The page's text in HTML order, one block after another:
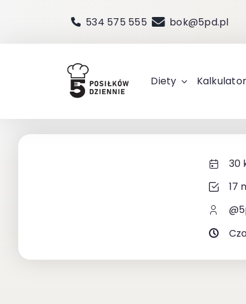
zawartości
534 575 555 bok@5pd.pl
Diety Kalkulator
30
17